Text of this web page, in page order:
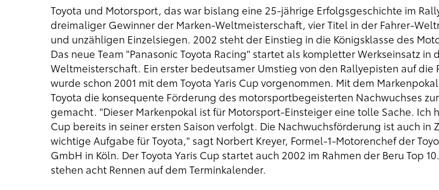
Toyota und Motorsport, das war bislang eine 25-jährige Erfolgsgeschichte im
dreimaliger Gewinner der Marken-Weltmeisterschaft, vier Titel in der Fahrer-
und unzähligen Einzelsiegen. 2002 steht der Einstieg in die Königsklasse des
Das neue Team "Panasonic Toyota Racing" startet als kompletter Werkseinsatz in
Weltmeisterschaft. Ein erster bedeutsamer Umstieg von den Rallyepisten auf die
wurde schon 2001 mit dem Toyota Yaris Cup vorgenommen. Mit dem
Toyota die konsequente Förderung des motorsportbegeisterten Nachwuchses
gemacht. "Dieser Markenpokal ist für Motorsport-Einsteiger eine tolle Sache. Ich
Cup bereits in seiner ersten Saison verfolgt. Die Nachwuchsförderung ist auch in
wichtige Aufgabe für Toyota," sagt Norbert Kreyer, Formel-1-Motorenchef der
GmbH in Köln. Der Toyota Yaris Cup startet auch 2002 im Rahmen der Beru Top
stehen acht Rennen auf dem Terminkalender.